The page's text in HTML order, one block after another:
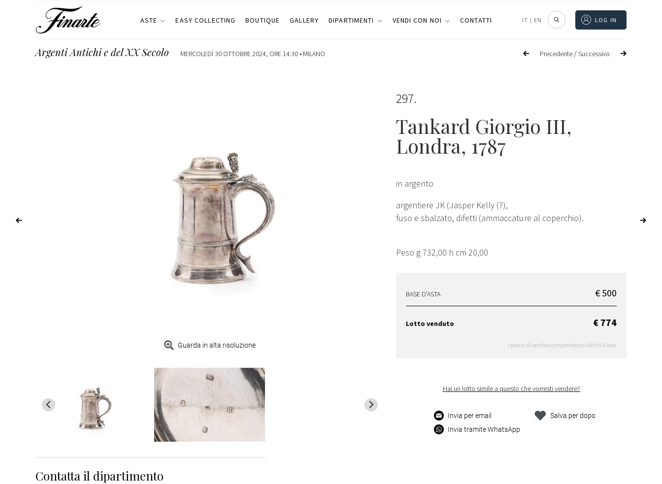
ASTE EASY COLLECTING BOUTIQUE GALLERY DIPARTIMENTI VENDI CON NOI CONTATTI IT | EN LOG IN
Precedente /Successivo
Argenti Antichi e del XX Secolo MERCOLEDÌ 30 OTTOBRE 2024, ORE 14:30 • MILANO
Guarda in alta risoluzione
297
Tankard Giorgio III,
Londra, 1787
in argento
argentiere JK (Jasper Kelly (?),
fuso e sbalzato, difetti (ammaccature al coperchio).
Peso g 732,00 h cm 20,00
BASE D'ASTA € 500
Lotto venduto € 774
I prezzi di vendita comprendono i diritti d'asta
Hai un lotto simile a questo che vorresti vendere?
Invia per email
Invia tramite WhatsApp
Salva per dopo
Contatta il dipartimento